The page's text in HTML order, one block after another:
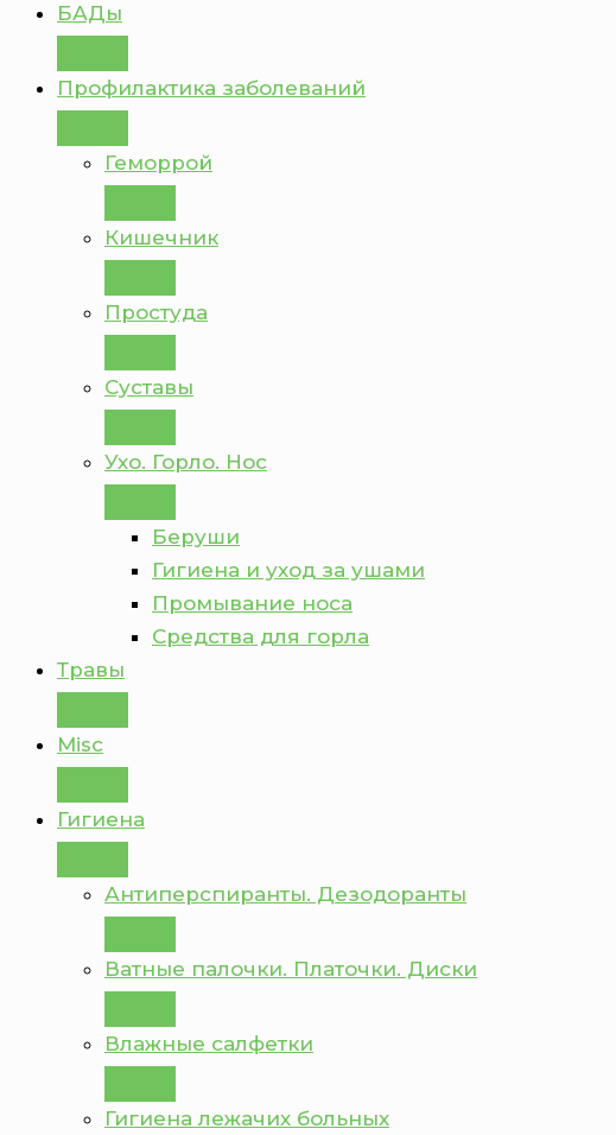
БАДы
Профилактика заболеваний
Геморрой
Кишечник
Простуда
Суставы
Ухо. Горло. Нос
Беруши
Гигиена и уход за ушами
Промывание носа
Средства для горла
Травы
Misc
Гигиена
Антиперспиранты. Дезодоранты
Ватные палочки. Платочки. Диски
Влажные салфетки
Гигиена лежачих больных